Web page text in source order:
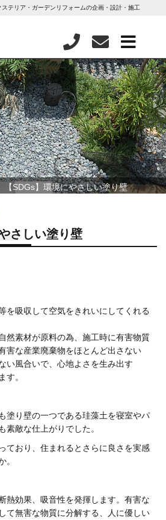
テリア・ガーデンリフォームの企画・設計・施工
【SDGs】環境にやさしい塗り壁
さしい塗り壁
を吸収して空気をきれいにしてくれる
然素材が原料の為、施工時に有害物質
害な産業廃棄物をほとんど出さない
い風合いで、心地よさを生み出す
す。
塗り壁の一つである珪藻土を寝室やパ
素敵な仕上がりでした。
ており、住まれるとさらに良さを実感
。
熱効果、吸音性を発揮します。有害な
て無害な物質に分解する、人に優しい